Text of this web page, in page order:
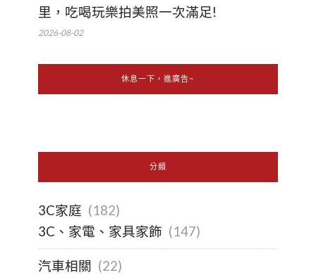
里，吃喝玩樂拍美照一次滿足!
2026-08-02
休息一下，進廣告~
分類
3C家庭 (182)
3C、家電、家具家飾 (147)
汽車相關 (22)